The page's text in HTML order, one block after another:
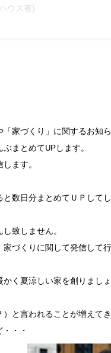
ウス有)
家づくり」に関するお知
まとめてUPします。
ます。
数日分まとめてＵＰして
致しません。
づくりに関して発信して行
く夏涼しい家を創りましょ
言われることが増えてき
・・